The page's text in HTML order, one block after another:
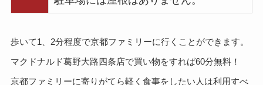
歩いて1、2分程度で京都ファミリーに行くことができます。
マクドナルド葛野大路四条店で買い物をすれば60分無料！
京都ファミリーに寄りがてら軽く食事をしたい人は利用すべ